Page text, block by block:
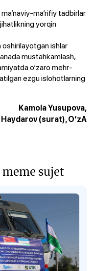
ma’rifiy tadbirlar
yorqin
oshirilayotgan ishlar
mustahkamlash,
o‘zaro mehr-
ezgu islohotlarning
Kamola Yusupova,
(surat), O‘zA
sujet